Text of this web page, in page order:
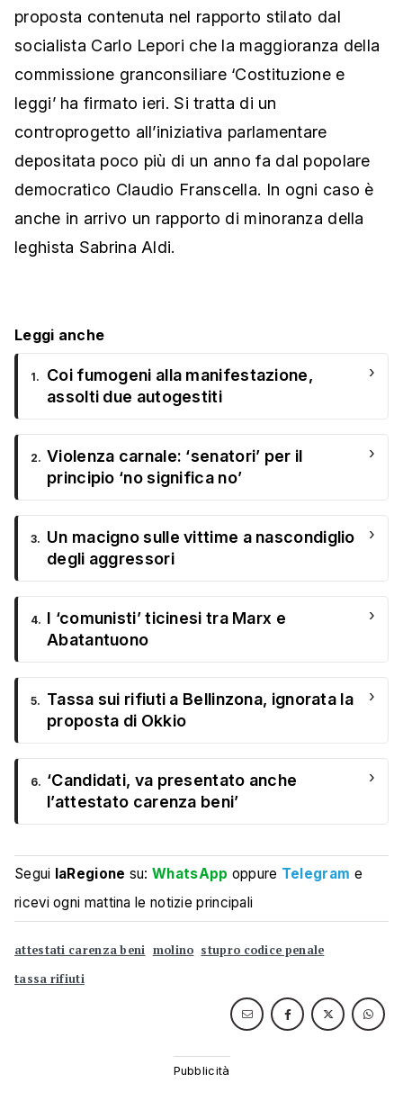
proposta contenuta nel rapporto stilato dal
socialista Carlo Lepori che la maggioranza della
commissione granconsiliare ‘Costituzione e
leggi’ ha firmato ieri. Si tratta di un
controprogetto all’iniziativa parlamentare
depositata poco più di un anno fa dal popolare
democratico Claudio Franscella. In ogni caso è
anche in arrivo un rapporto di minoranza della
leghista Sabrina Aldi.
Leggi anche
1.
Coi fumogeni alla manifestazione,
assolti due autogestiti
›
2. Violenza carnale: ‘senatori’ per il
principio ‘no significa no’
›
3. Un macigno sulle vittime a nascondiglio
degli aggressori
›
4. I ‘comunisti’ ticinesi tra Marx e
Abatantuono
›
5. Tassa sui rifiuti a Bellinzona, ignorata la
proposta di Okkio
›
6. ‘Candidati, va presentato anche
l’attestato carenza beni’
›
Segui laRegione su:WhatsApp oppure Telegram e
ricevi ogni mattina le notizie principali
attestati carenza beni molino stupro codice penale
tassa rifiuti